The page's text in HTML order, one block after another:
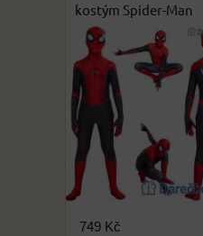
kostým Spider-Man
749 Kč